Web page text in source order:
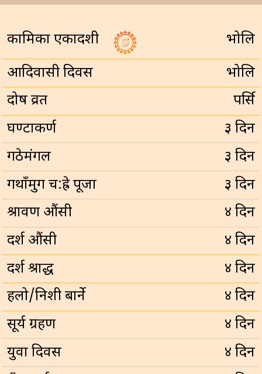
कामिका एकादशी
भोलि
आदिवासी दिवस
भोलि
प्रदोष व्रत
पर्सि
घण्टाकर्ण
३ दिन
गठेमंगल
३ दिन
गथाँमुग च:ह्रे पूजा
३ दिन
श्रावण औंसी
४ दिन
दर्श औंसी
४ दिन
दर्श श्राद्ध
४ दिन
हलो/निशी बार्ने
४ दिन
सूर्य ग्रहण
४ दिन
युवा दिवस
४ दिन